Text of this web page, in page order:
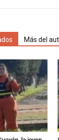
Más del